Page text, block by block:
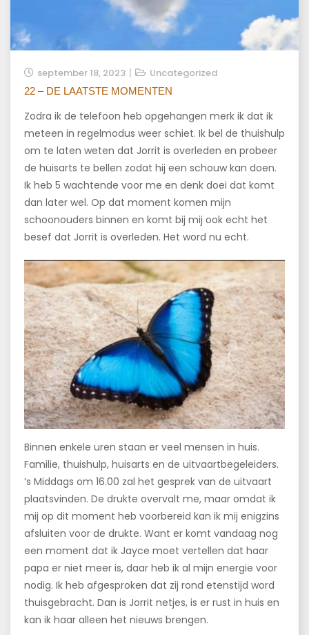
september 18, 2023 Uncategorized
22 – DE LAATSTE MOMENTEN
Zodra ik de telefoon heb opgehangen merk ik dat ik
meteen in regelmodus weer schiet. Ik bel de thuishulp
om te laten weten dat Jorrit is overleden en probeer
de huisarts te bellen zodat hij een schouw kan doen.
Ik heb 5 wachtende voor me en denk doei dat komt
dan later wel. Op dat moment komen mijn
schoonouders binnen en komt bij mij ook echt het
besef dat Jorrit is overleden. Het word nu echt.
Binnen enkele uren staan er veel mensen in huis.
Familie, thuishulp, huisarts en de uitvaartbegeleiders.
’s Middags om 16.00 zal het gesprek van de uitvaart
plaatsvinden. De drukte overvalt me, maar omdat ik
mij op dit moment heb voorbereid kan ik mij enigzins
afsluiten voor de drukte. Want er komt vandaag nog
een moment dat ik Jayce moet vertellen dat haar
papa er niet meer is, daar heb ik al mijn energie voor
nodig. Ik heb afgesproken dat zij rond etenstijd word
thuisgebracht. Dan is Jorrit netjes, is er rust in huis en
kan ik haar alleen het nieuws brengen.